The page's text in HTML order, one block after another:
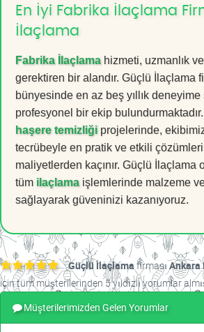
En İyi Fabrika İlaçlama
İlaçlama
Fabrika İlaçlamahizmeti, uzmanlık
gerektiren bir alandır. Güçlü İlaçlama
bünyesinde en az beş yıllık deneyime
profesyonel bir ekip
haşere temizliği projelerinde,
tecrübeyle en pratik ve etkili
maliyetlerden kaçınır. Güçlü İlaçlama
tüm ilaçlamaişlemlerinde malzeme
sağlayarak güveninizi kazanıyoruz.
Güçlü İlaçlamafirması Ankara
için tüm müşterilerinden 5 yıldızlı yorumlar
Müşterilerimizden Gelen Yorumlar